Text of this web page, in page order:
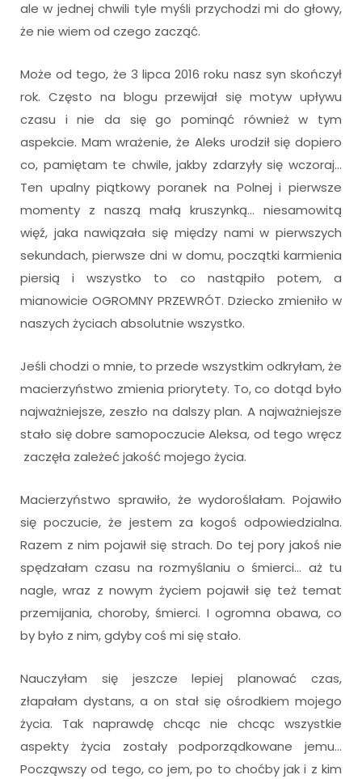
ale w jednej chwili tyle myśli przychodzi mi do głowy,
że nie wiem od czego zacząć.
Może od tego, że 3 lipca 2016 roku nasz syn skończył
rok. Często na blogu przewijał się motyw upływu
czasu i nie da się go pominąć również w tym
aspekcie. Mam wrażenie, że Aleks urodził się dopiero
co, pamiętam te chwile, jakby zdarzyły się wczoraj…
Ten upalny piątkowy poranek na Polnej i pierwsze
momenty z naszą małą kruszynką… niesamowitą
więź, jaka nawiązała się między nami w pierwszych
sekundach, pierwsze dni w domu, początki karmienia
piersią i wszystko to co nastąpiło potem, a
mianowicie OGROMNY PRZEWRÓT. Dziecko zmieniło w
naszych życiach absolutnie wszystko.
Jeśli chodzi o mnie, to przede wszystkim odkryłam, że
macierzyństwo zmienia priorytety. To, co dotąd było
najważniejsze, zeszło na dalszy plan. A najważniejsze
stało się dobre samopoczucie Aleksa, od tego wręcz
zaczęła zależeć jakość mojego życia.
Macierzyństwo sprawiło, że wydoroślałam. Pojawiło
się poczucie, że jestem za kogoś odpowiedzialna.
Razem z nim pojawił się strach. Do tej pory jakoś nie
spędzałam czasu na rozmyślaniu o śmierci… aż tu
nagle, wraz z nowym życiem pojawił się też temat
przemijania, choroby, śmierci. I ogromna obawa, co
by było z nim, gdyby coś mi się stało.
Nauczyłam się jeszcze lepiej planować czas,
złapałam dystans, a on stał się ośrodkiem mojego
życia. Tak naprawdę chcąc nie chcąc wszystkie
aspekty życia zostały podporządkowane jemu…
Począwszy od tego, co jem, po to choćby jak i z kim